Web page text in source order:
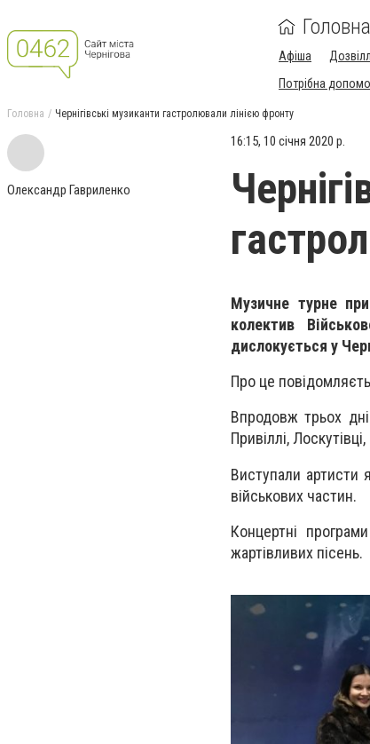
Головна
Афіша
Потрібна
Головна Чернігівські музиканти гастролювали лінією фронту
Олександр Гавриленко
16:15, 10 січня 2020 р.
Музичне турне
колектив
дислокується у
Про це
Впродовж трьох
Привіллі,
Виступали артисти
військових частин.
Концертні
жартівливих пісень.